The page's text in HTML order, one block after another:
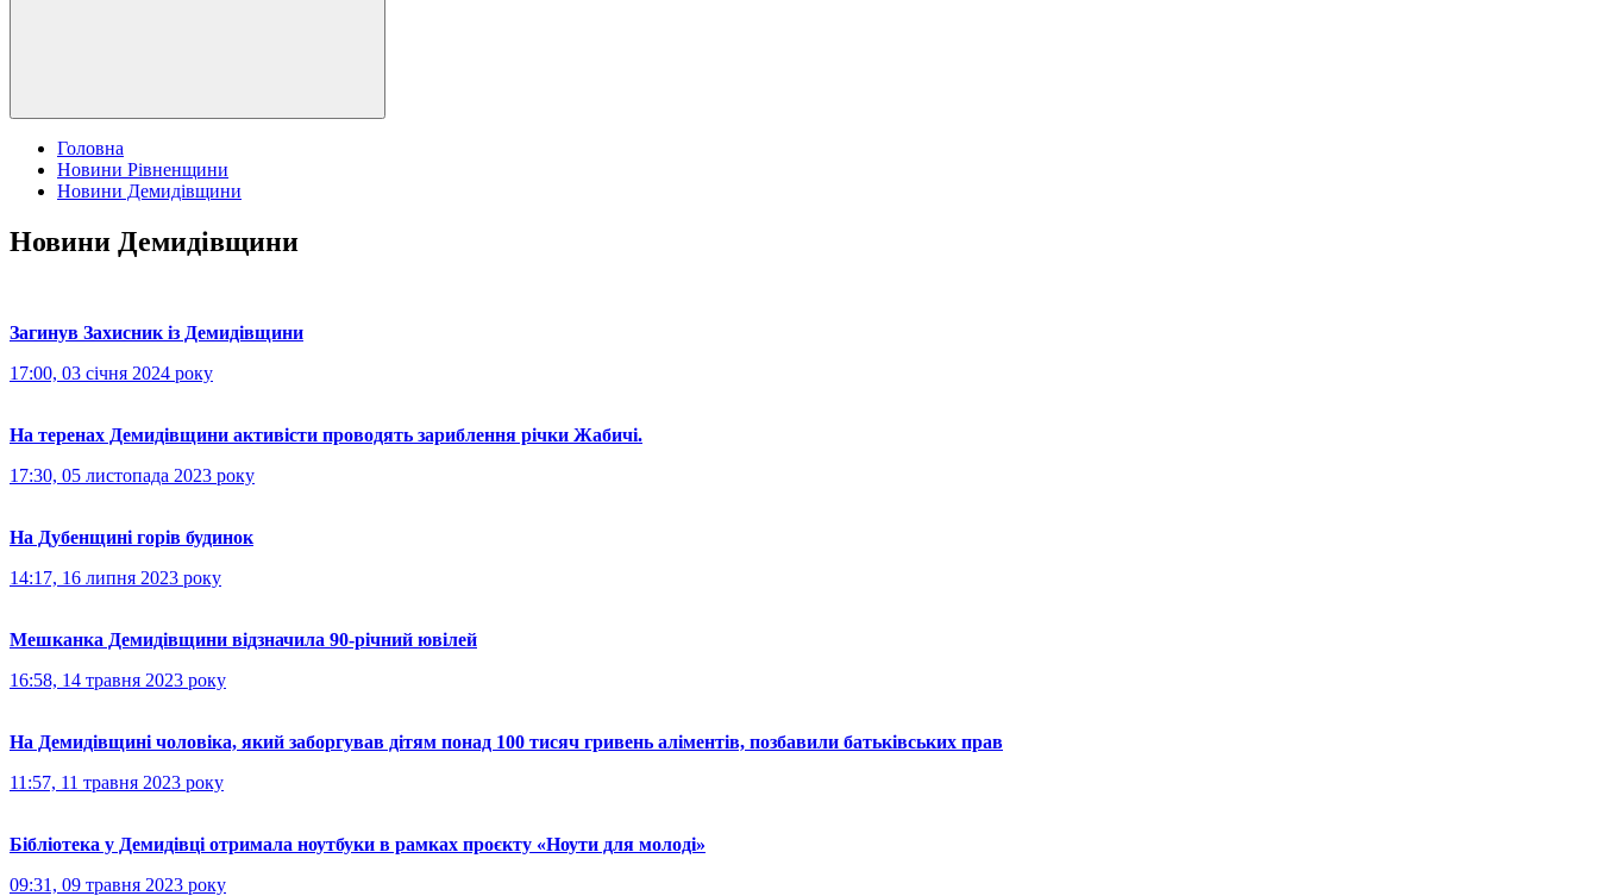
Головна
Новини Рівненщини
Новини Демидівщини
Новини Демидівщини
Загинув Захисник із Демидівщини
17:00, 03 січня 2024 року
На теренах Демидівщини активісти проводять зариблення річки Жабичі.
17:30, 05 листопада 2023 року
На Дубенщині горів будинок
14:17, 16 липня 2023 року
Мешканка Демидівщини відзначила 90-річний ювілей
16:58, 14 травня 2023 року
На Демидівщині чоловіка, який заборгував дітям понад 100 тисяч гривень аліментів, позбавили батьківських прав
11:57, 11 травня 2023 року
Бібліотека у Демидівці отримала ноутбуки в рамках проєкту «Ноути для молоді»
09:31, 09 травня 2023 року